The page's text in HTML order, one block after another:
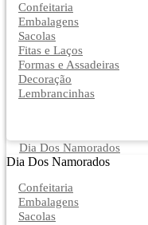
Confeitaria
Embalagens
Sacolas
Fitas e Laços
Formas e Assadeiras
Decoração
Lembrancinhas
Dia Dos Namorados
Dia Dos Namorados
Confeitaria
Embalagens
Sacolas